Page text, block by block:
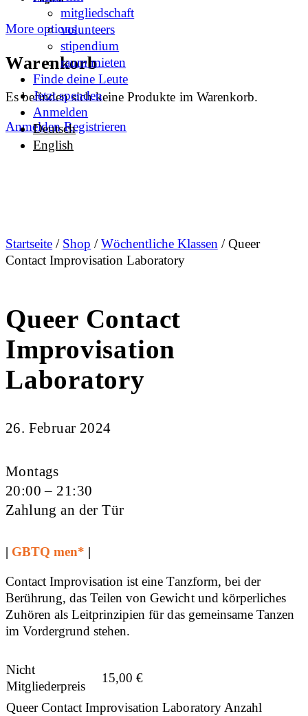
More options
Warenkorb
Es befinden sich keine Produkte im Warenkorb.
Anmelden Registrieren
mitgliedschaft
volunteers
stipendium
raum mieten
Finde deine Leute
Jetzt spenden
Anmelden
Deutsch
English
Startseite / Shop /Wöchentliche Klassen/ Queer
Contact Improvisation Laboratory
Queer Contact
Improvisation
Laboratory
26. Februar 2024
Montags
20:00 – 21:30
Zahlung an der Tür
| GBTQ men* |
Contact Improvisation ist eine Tanzform, bei der
Berührung, das Teilen von Gewicht und körperliches
Zuhören als Leitprinzipien für das gemeinsame Tanzen
im Vordergrund stehen.
Nicht
Mitgliederpreis
15,00€
Queer Contact Improvisation Laboratory Anzahl